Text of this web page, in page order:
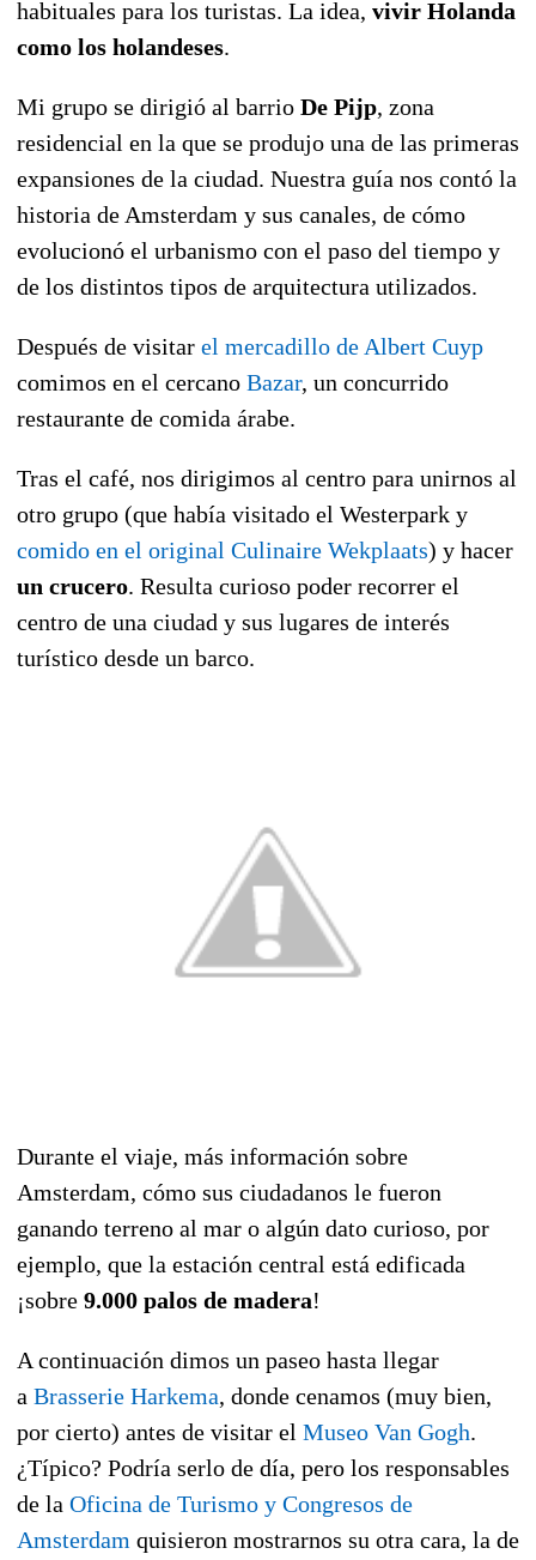
habituales para los turistas. La idea, vivir Holanda
como los holandeses.
Mi grupo se dirigió al barrio De Pijp, zona
residencial en la que se produjo una de las primeras
expansiones de la ciudad. Nuestra guía nos contó la
historia de Amsterdam y sus canales, de cómo
evolucionó el urbanismo con el paso del tiempo y
de los distintos tipos de arquitectura utilizados.
Después de visitar el mercadillo de Albert Cuyp
comimos en el cercano Bazar, un concurrido
restaurante de comida árabe.
Tras el café, nos dirigimos al centro para unirnos al
otro grupo (que había visitado el Westerpark y
comido en el original Culinaire Wekplaats) y hacer
un crucero. Resulta curioso poder recorrer el
centro de una ciudad y sus lugares de interés
turístico desde un barco.
Durante el viaje, más información sobre
Amsterdam, cómo sus ciudadanos le fueron
ganando terreno al mar o algún dato curioso, por
ejemplo, que la estación central está edificada
¡sobre 9.000 palos de madera!
A continuación dimos un paseo hasta llegar
a Brasserie Harkema, donde cenamos (muy bien,
por cierto) antes de visitar el Museo Van Gogh.
¿Típico? Podría serlo de día, pero los responsables
de la Oficina de Turismo y Congresos de
Amsterdam quisieron mostrarnos su otra cara, la de